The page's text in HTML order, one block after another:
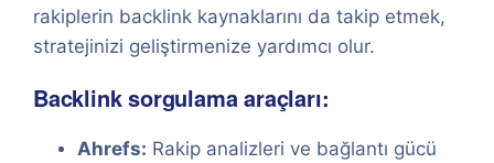
rakiplerin backlink kaynaklarını da takip etmek,
stratejinizi geliştirmenize yardımcı olur.
Backlink sorgulama araçları:
Ahrefs: Rakip analizleri ve bağlantı gücü